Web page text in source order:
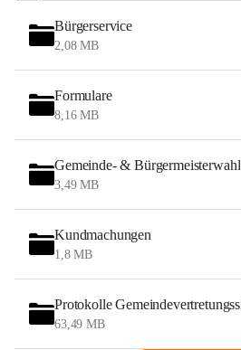
Bürgerservice
2,08 MB
Formulare
8,16 MB
Gemeinde- & Bürgermeisterwahl
3,49 MB
Kundmachungen
1,8 MB
Protokolle
63,49 MB